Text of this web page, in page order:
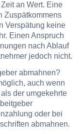
an Wert. Eine
Zuspätkommens
Verspätung keine
Einen Anspruch
nach Ablauf
jedoch nicht.
abmahnen?
auch wenn
der umgekehrte
oder bei
abmahnen.